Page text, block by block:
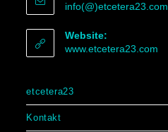
info(@)etcetera23.com
Website:
www.etcetera23.com
etcetera23
Kontakt